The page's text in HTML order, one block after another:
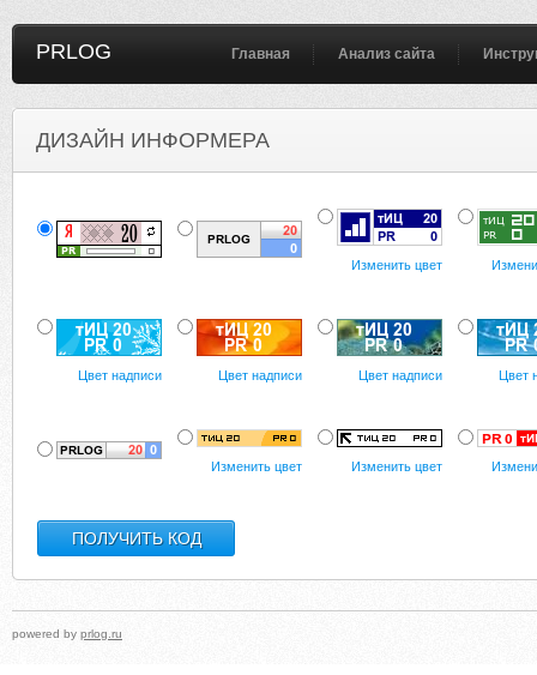
PRLOG Главная Анализ сайта
ДИЗАЙН ИНФОРМЕРА
Изменить цвет
Цвет надписи Цвет надписи Цвет надписи Цвет
Изменить цвет Изменить цвет
powered by prlog.ru